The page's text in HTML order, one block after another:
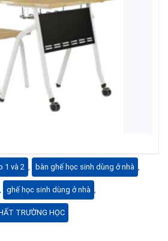
1 và 2 bàn ghế học sinh dùng ở nhà
ghế học sinh dùng ở nhà
TRƯỜNG HỌC